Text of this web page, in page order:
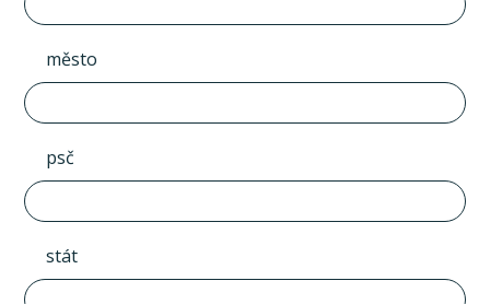
město
psč
stát